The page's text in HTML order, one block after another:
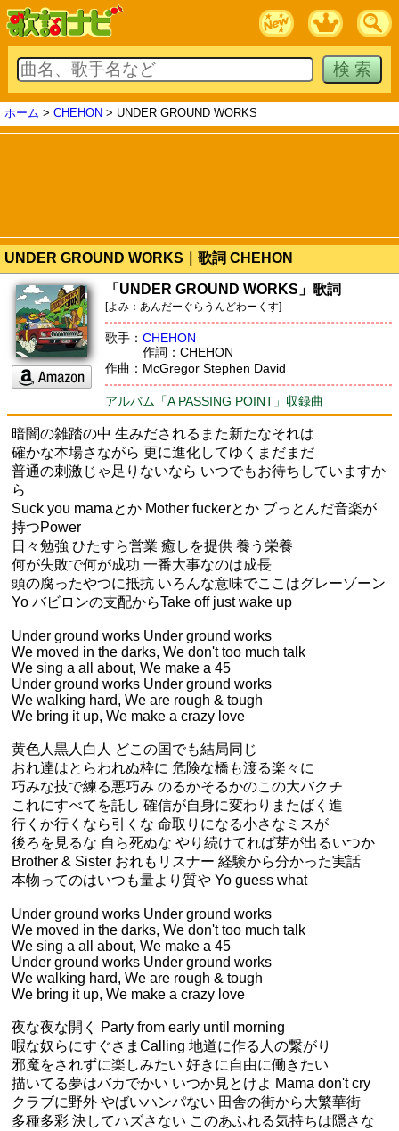
ホーム > CHEHON > UNDER GROUND WORKS
UNDER GROUND WORKS｜歌詞 CHEHON
「UNDER GROUND WORKS」歌詞
[よみ：あんだーぐらうんどわーくす]
歌手： CHEHON
作詞：CHEHON
作曲：McGregor Stephen David
アルバム「A PASSING POINT」収録曲
暗闇の雑踏の中 生みだされるまた新たなそれは
確かな本場さながら 更に進化してゆくまだまだ
普通の刺激じゃ足りないなら いつでもお待ちしていますか
ら
Suck you mamaとか Mother fuckerとか ブっとんだ音楽が
持つPower
日々勉強 ひたすら営業 癒しを提供 養う栄養
何が失敗で何が成功 一番大事なのは成長
頭の腐ったやつに抵抗 いろんな意味でここはグレーゾーン
Yo バビロンの支配からTake off just wake up
Under ground works Under ground works
We moved in the darks, We don't too much talk
We sing a all about, We make a 45
Under ground works Under ground works
We walking hard, We are rough & tough
We bring it up, We make a crazy love
黄色人黒人白人 どこの国でも結局同じ
おれ達はとらわれぬ枠に 危険な橋も渡る楽々に
巧みな技で練る悪巧み のるかそるかのこの大バクチ
これにすべてを託し 確信が自身に変わりまたばく進
行くか行くなら引くな 命取りになる小さなミスが
後ろを見るな 自ら死ぬな やり続けてれば芽が出るいつか
Brother & Sister おれもリスナー 経験から分かった実話
本物ってのはいつも量より質や Yo guess what
Under ground works Under ground works
We moved in the darks, We don't too much talk
We sing a all about, We make a 45
Under ground works Under ground works
We walking hard, We are rough & tough
We bring it up, We make a crazy love
夜な夜な開く Party from early until morning
暇な奴らにすぐさまCalling 地道に作る人の繋がり
邪魔をされずに楽しみたい 好きに自由に働きたい
描いてる夢はバカでかい いつか見とけよ Mama don't cry
クラブに野外 やばいハンパない 田舎の街から大繁華街
多種多彩 決してハズさない このあふれる気持ちは隠さな